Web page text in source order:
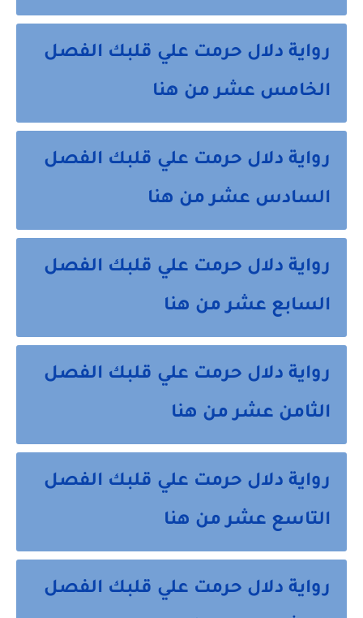
رواية دلال حرمت علي قلبك الفصل
الخامس عشر من هنا
رواية دلال حرمت علي قلبك الفصل
السادس عشر من هنا
رواية دلال حرمت علي قلبك الفصل
السابع عشر من هنا
رواية دلال حرمت علي قلبك الفصل
الثامن عشر من هنا
رواية دلال حرمت علي قلبك الفصل
التاسع عشر من هنا
رواية دلال حرمت علي قلبك الفصل